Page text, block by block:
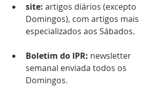
site: artigos diários (excepto
Domingos), com artigos mais
especializados aos Sábados.
Boletim do IPR: newsletter
semanal enviada todos os
Domingos.